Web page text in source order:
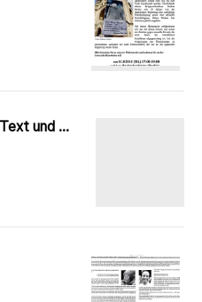
Mahnwache Unterschrifen-Text und Tabelle 2010